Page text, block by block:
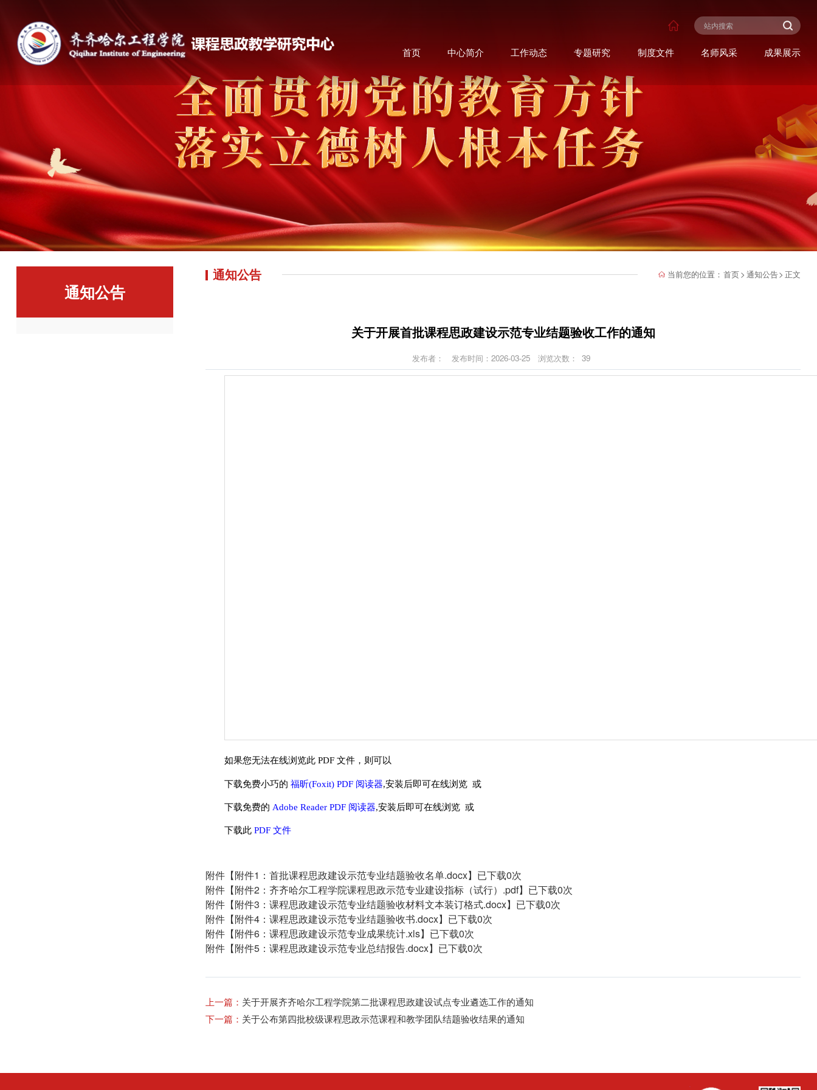
首页 中心简介 工作动态 专题研究 制度文件 名师风采 成果展示
通知公告
通知公告 当前您的位置： 首页> 通知公告> 正文
关于开展首批课程思政建设示范专业结题验收工作的通知
发布者： 发布时间：2026-03-25 浏览次数： 39
如果您无法在线浏览此 PDF 文件，则可以
下载免费小巧的 福昕(Foxit) PDF 阅读器,安装后即可在线浏览 或
下载免费的 Adobe Reader PDF 阅读器,安装后即可在线浏览 或
下载此 PDF 文件
附件【附件1：首批课程思政建设示范专业结题验收名单.docx】已下载0次
附件【附件2：齐齐哈尔工程学院课程思政示范专业建设指标（试行）.pdf】已下载0次
附件【附件3：课程思政建设示范专业结题验收材料文本装订格式.docx】已下载0次
附件【附件4：课程思政建设示范专业结题验收书.docx】已下载0次
附件【附件6：课程思政建设示范专业成果统计.xls】已下载0次
附件【附件5：课程思政建设示范专业总结报告.docx】已下载0次
上一篇： 关于开展齐齐哈尔工程学院第二批课程思政建设试点专业遴选工作的通知
下一篇： 关于公布第四批校级课程思政示范课程和教学团队结题验收结果的通知